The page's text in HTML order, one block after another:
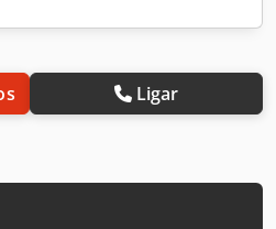
Ligar